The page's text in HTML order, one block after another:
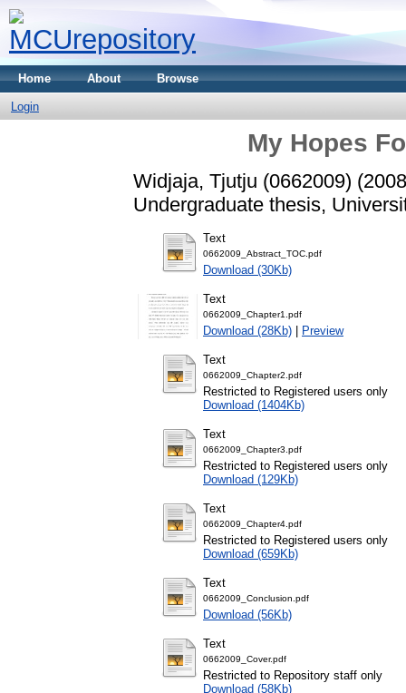
Home About Browse
Login
My Hopes
Widjaja, Tjutju (0662009)
Undergraduate thesis,
Text
0662009_Abstract_TOC.pdf
Download (30Kb)
Text
0662009_Chapter1.pdf
Download (28Kb) | Preview
Text
0662009_Chapter2.pdf
Restricted to Registered users only
Download (1404Kb)
Text
0662009_Chapter3.pdf
Restricted to Registered users only
Download (129Kb)
Text
0662009_Chapter4.pdf
Restricted to Registered users only
Download (659Kb)
Text
0662009_Conclusion.pdf
Download (56Kb)
Text
0662009_Cover.pdf
Restricted to Repository staff only
Download (58Kb)